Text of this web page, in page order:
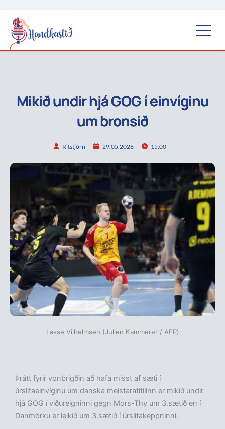
Mikið undir hjá GOG í einvíginu
um bronsið
Ritstjórn 29.05.2026 15:00
Lasse Vilhelmsen (Julien Kammerer / AFP)
Þrátt fyrir vonbrigðin að hafa misst af sæti í
úrslitaeinvíginu um danska meistaratitilinn er mikið undir
hjá GOG í viðureigninni gegn Mors-Thy um 3.sætið en í
Danmörku er leikið um 3.sætið í úrslitakeppninni.